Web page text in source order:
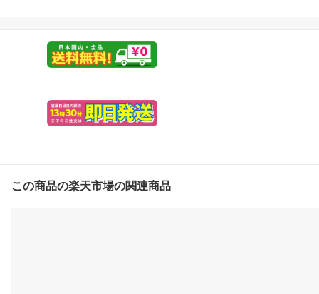
この商品の楽天市場の関連商品